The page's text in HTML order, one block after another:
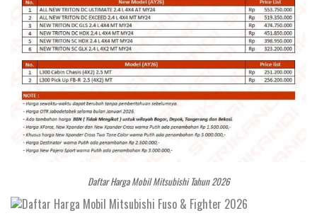
Daftar Harga Mobil Mitsubishi Tahun 2026